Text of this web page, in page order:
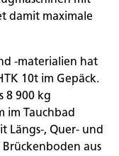
damit maximale
-materialien hat
10t im Gepäck.
8 900 kg
im Tauchbad
Längs-, Quer- und
aus